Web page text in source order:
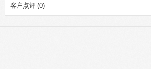
客户点评 (0)